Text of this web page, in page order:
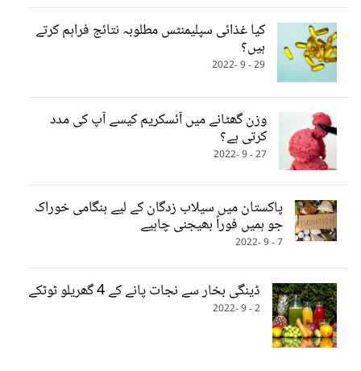
کیا غذائی سپلیمنٹس مطلوبہ نتائج فراہم کرتے
ہیں؟
29 - 9 -2022
وزن گھٹانے میں آئسکریم کیسے آپ کی مدد
کرتی ہے؟
27 - 9 -2022
پاکستان میں سیلاب زدگان کے لیے ہنگامی خوراک
جو ہمیں فوراً بھیجنی چاہیے
7 - 9 -2022
ڈینگی بخار سے نجات پانے کے 4 گھریلو ٹوٹکے
2 - 9 -2022